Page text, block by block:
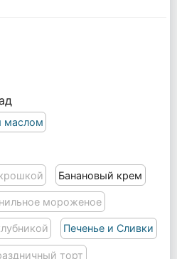
маслом
Банановый крем
мороженое
Печенье и Сливки
торт